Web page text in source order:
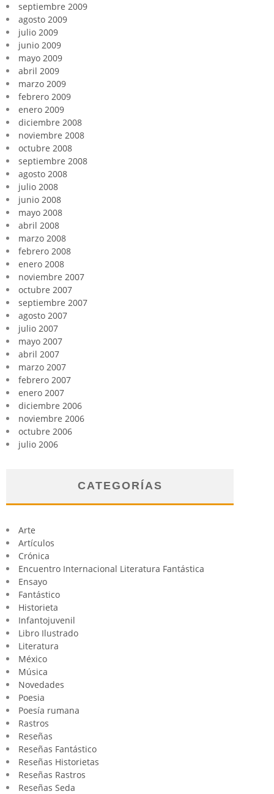
septiembre 2009
agosto 2009
julio 2009
junio 2009
mayo 2009
abril 2009
marzo 2009
febrero 2009
enero 2009
diciembre 2008
noviembre 2008
octubre 2008
septiembre 2008
agosto 2008
julio 2008
junio 2008
mayo 2008
abril 2008
marzo 2008
febrero 2008
enero 2008
noviembre 2007
octubre 2007
septiembre 2007
agosto 2007
julio 2007
mayo 2007
abril 2007
marzo 2007
febrero 2007
enero 2007
diciembre 2006
noviembre 2006
octubre 2006
julio 2006
CATEGORÍAS
Arte
Artículos
Crónica
Encuentro Internacional Literatura Fantástica
Ensayo
Fantástico
Historieta
Infantojuvenil
Libro Ilustrado
Literatura
México
Música
Novedades
Poesia
Poesía rumana
Rastros
Reseñas
Reseñas Fantástico
Reseñas Historietas
Reseñas Rastros
Reseñas Seda